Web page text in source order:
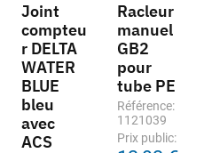
Joint
compteu
r DELTA
WATER
BLUE
bleu
avec
ACS
Racleur
manuel
GB2
pour
tube PE
Référence:
1121039
Prix public: